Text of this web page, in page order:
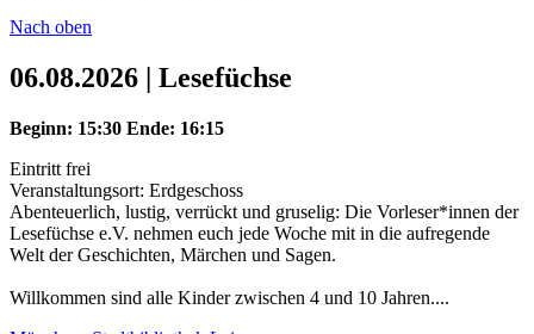
Nach oben
06.08.2026 | Lesefüchse
Beginn: 15:30 Ende: 16:15
Eintritt frei
Veranstaltungsort: Erdgeschoss
Abenteuerlich, lustig, verrückt und gruselig: Die Vorleser*innen der
Lesefüchse e.V. nehmen euch jede Woche mit in die aufregende
Welt der Geschichten, Märchen und Sagen.
Willkommen sind alle Kinder zwischen 4 und 10 Jahren....